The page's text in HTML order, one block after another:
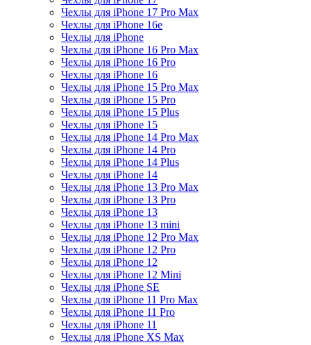
Чехлы для iPhone 17 Pro Max
Чехлы для iPhone 16e
Чехлы для iPhone
Чехлы для iPhone 16 Pro Max
Чехлы для iPhone 16 Pro
Чехлы для iPhone 16
Чехлы для iPhone 15 Pro Max
Чехлы для iPhone 15 Pro
Чехлы для iPhone 15 Plus
Чехлы для iPhone 15
Чехлы для iPhone 14 Pro Max
Чехлы для iPhone 14 Pro
Чехлы для iPhone 14 Plus
Чехлы для iPhone 14
Чехлы для iPhone 13 Pro Max
Чехлы для iPhone 13 Pro
Чехлы для iPhone 13
Чехлы для iPhone 13 mini
Чехлы для iPhone 12 Pro Max
Чехлы для iPhone 12 Pro
Чехлы для iPhone 12
Чехлы для iPhone 12 Mini
Чехлы для iPhone SE
Чехлы для iPhone 11 Pro Max
Чехлы для iPhone 11 Pro
Чехлы для iPhone 11
Чехлы для iPhone XS Max